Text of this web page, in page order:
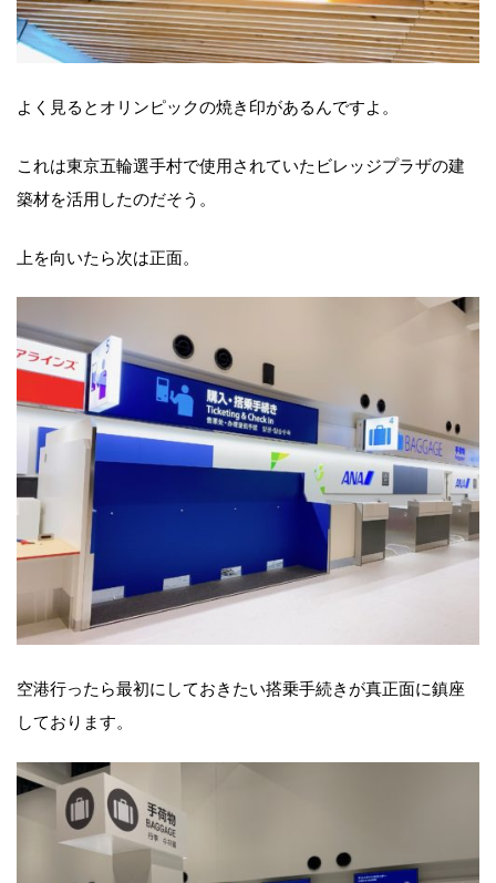
よく見るとオリンピックの焼き印があるんですよ。
これは東京五輪選手村で使用されていたビレッジプラザの建
築材を活用したのだそう。
上を向いたら次は正面。
空港行ったら最初にしておきたい搭乗手続きが真正面に鎮座
しております。